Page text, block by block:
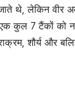
थे, लेकिन वीर
एक कुल 7 टैंकों
शौर्य और